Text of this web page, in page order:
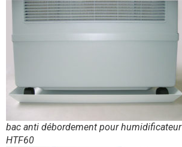
bac anti débordement pour humidificateur
HTF60